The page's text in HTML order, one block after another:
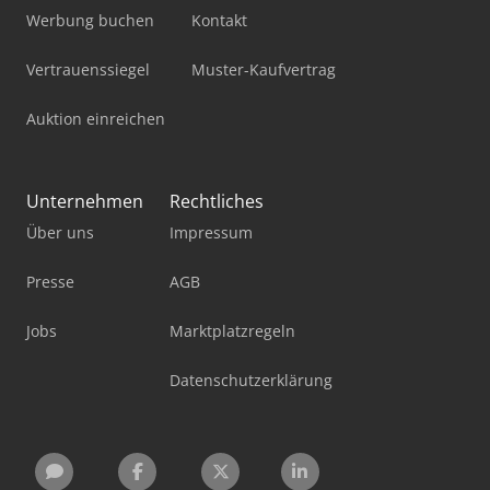
Werbung buchen
Vertrauenssiegel
Auktion einreichen
Kontakt
Muster-Kaufvertrag
Unternehmen
Über uns
Presse
Jobs
Rechtliches
Impressum
AGB
Marktplatzregeln
Datenschutzerklärung